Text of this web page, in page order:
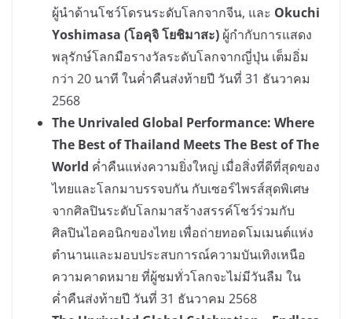
ผู้นำด้านโชว์โดรนระดับโลกจากจีน, และ Okuchi
Yoshimasa (โอคุจิ โยชิมาสะ) ผู้กำกับการแสดง
พลุรักษ์โลกมือรางวัลระดับโลกจากญี่ปุ่น เต็มอิ่ม
กว่า 20 นาที ในค่ำคืนส่งท้ายปี วันที่ 31 ธันวาคม
2568
The Unrivaled Global Performance: Where
The Best of Thailand Meets The Best of The
World ค่ำคืนแห่งความยิ่งใหญ่ เมื่อสิ่งที่ดีที่สุดของ
ไทยและโลกมาบรรจบกัน กับเซอร์ไพรส์สุดพิเศษ
จากศิลปินระดับโลกมาสร้างสรรค์โชว์ร่วมกับ
ศิลปินไอคอนิกของไทย เพื่อถ่ายทอดโมเมนต์แห่ง
ตำนานและมอบประสบการณ์ความบันเทิงเหนือ
ความคาดหมาย ที่ผู้ชมทั่วโลกจะไม่มีวันลืม ใน
ค่ำคืนส่งท้ายปี วันที่ 31 ธันวาคม 2568